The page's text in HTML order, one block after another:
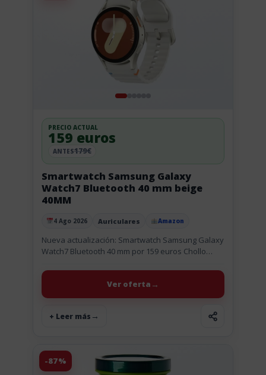
Publicado el
4 Ago 2026 Auriculares Amazon
Smartwatch Samsung Galaxy
Watch7 Bluetooth 40 mm beige
40MM
PRECIO ACTUAL
159 euros
ANTES179€
Nueva actualización: Smartwatch Samsung Galaxy
Watch7 Bluetooth 40 mm por 159 euros Chollo
euros. Por 159 € te...
+ Leer más
Ver oferta
-87%